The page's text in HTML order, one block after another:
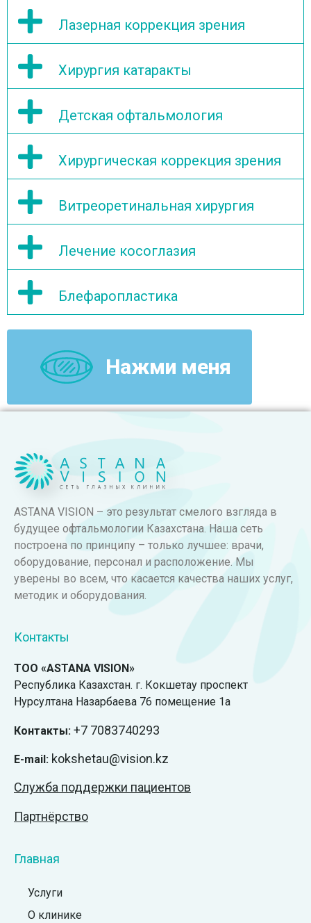
Лазерная коррекция зрения
Хирургия катаракты
Детская офтальмология
Хирургическая коррекция зрения
Витреоретинальная хирургия
Лечение косоглазия
Блефаропластика
Нажми меня
ASTANA VISION – это результат смелого взгляда в
будущее офтальмологии Казахстана. Наша сеть
построена по принципу – только лучшее: врачи,
оборудование, персонал и расположение. Мы
уверены во всем, что касается качества наших услуг,
методик и оборудования.
Контакты
ТОО «ASTANA VISION»
Республика Казахстан. г. Кокшетау проспект
Нурсултана Назарбаева 76 помещение 1а
Контакты: +7 7083740293
E-mail: kokshetau@vision.kz
Служба поддержки пациентов
Партнёрство
Главная
Услуги
О клинике